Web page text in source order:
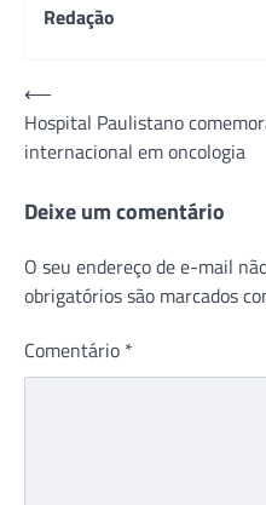
Redação
Navegação
de
Post
⟵
Hospital Paulistano
internacional em oncologia
Deixe um comentário
O seu endereço de e-mail
obrigatórios são marcados
Comentário *